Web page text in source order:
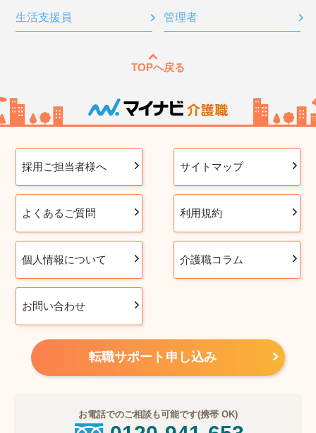
生活支援員 管理者
TOPへ戻る
採用ご担当者様へ サイトマップ
よくあるご質問 利用規約
個人情報について 介護職コラム
お問い合わせ
転職サポート申し込み
お電話でのご相談も可能です(携帯 OK)